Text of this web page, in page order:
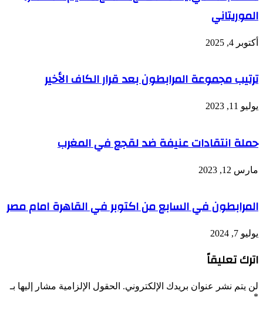
الموريتاني
أكتوبر 4, 2025
ترتيب مجموعة المرابطون بعد قرار الكاف الأخير
يوليو 11, 2023
حملة انتقادات عنيفة ضد لقجع في المغرب
مارس 12, 2023
المرابطون في السابع من اكتوبر في القاهرة امام مصر
يوليو 7, 2024
اترك تعليقاً
لن يتم نشر عنوان بريدك الإلكتروني. الحقول الإلزامية مشار إليها بـ
*